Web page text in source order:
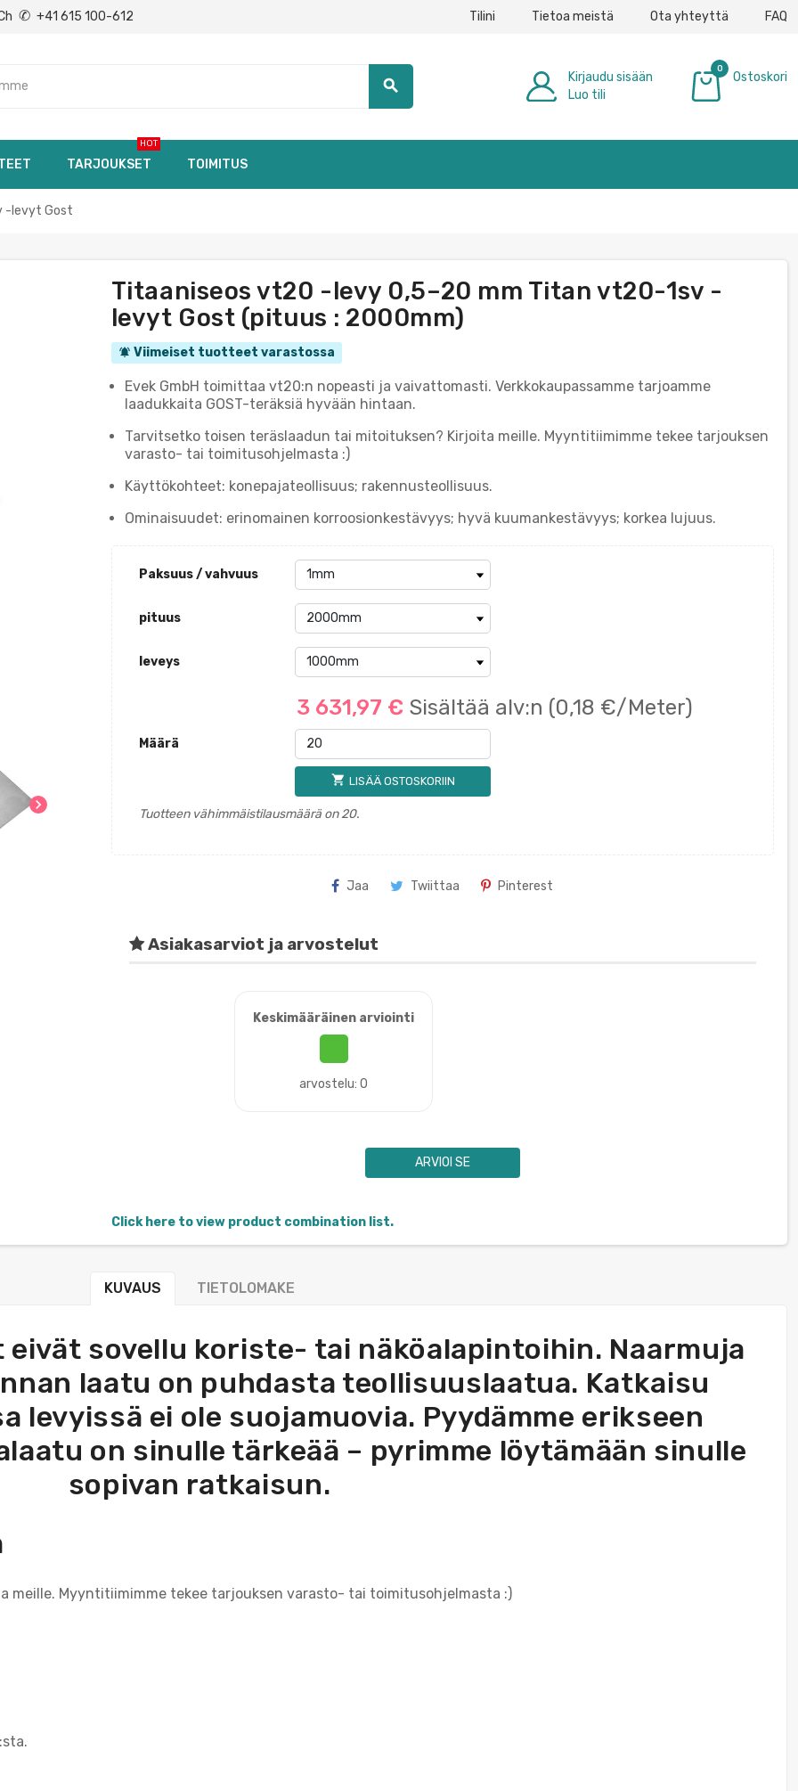
✆ +41 615 100-612 Tilini Tietoa meistä Ota yhteyttä FAQ
search
Kirjaudu sisään
Luo tili
0
Ostoskori
TARJOUKSET
HOT
TOIMITUS
-levyt Gost
chevron_right
Titaaniseos vt20 -levy 0,5–20 mm Titan vt20-1sv -
levyt Gost (pituus : 2000mm)
notifications_active Viimeiset tuotteet varastossa
Evek GmbH toimittaa vt20:n nopeasti ja vaivattomasti. Verkkokaupassamme tarjoamme
laadukkaita GOST-teräksiä hyvään hintaan.
Tarvitsetko toisen teräslaadun tai mitoituksen? Kirjoita meille. Myyntitiimimme tekee tarjouksen
varasto- tai toimitusohjelmasta :)
Käyttökohteet: konepajateollisuus; rakennusteollisuus.
Ominaisuudet: erinomainen korroosionkestävyys; hyvä kuumankestävyys; korkea lujuus.
Paksuus / vahvuus
pituus
leveys
3 631,97 € Sisältää alv:n (0,18 €/Meter)
Määrä
shopping_cart LISÄÄ OSTOSKORIIN
Tuotteen vähimmäistilausmäärä on 20.
Jaa Twiittaa Pinterest
Asiakasarviot ja arvostelut
Keskimääräinen arviointi
arvostelu: 0
ARVIOI SE
Click here to view product combination list.
KUVAUS TIETOLOMAKE
eivät sovellu koriste- tai näköalapintoihin. Naarmuja
laatu on puhdasta teollisuuslaatua. Katkaisu
levyissä ei ole suojamuovia. Pyydämme erikseen
on sinulle tärkeää – pyrimme löytämään sinulle
sopivan ratkaisun.
meille. Myyntitiimimme tekee tarjouksen varasto- tai toimitusohjelmasta :)